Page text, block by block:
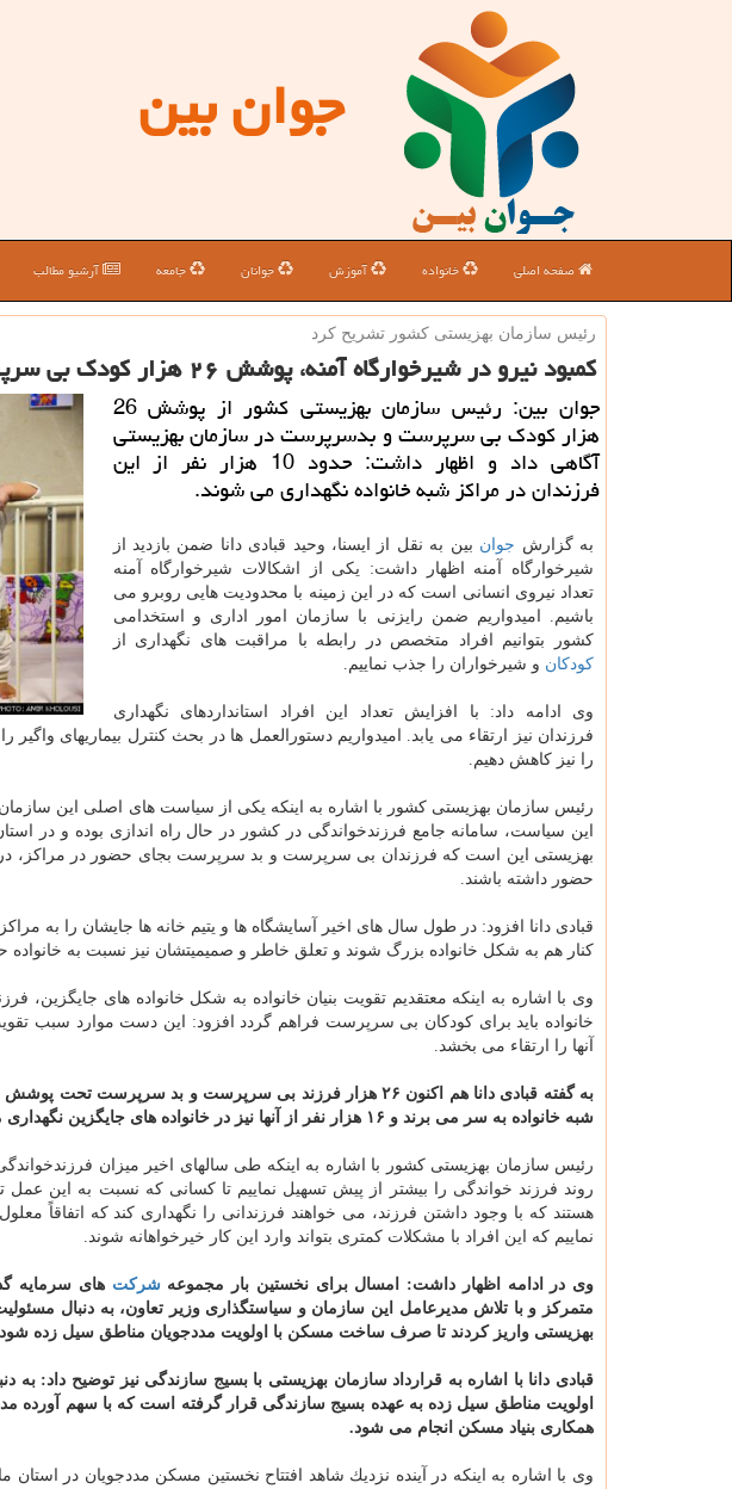
جوان بین
صفحه اصلی خانواده آموزش جوانان جامعه آرشیو مطالب
رئیس سازمان بهزیستی كشور تشریح كرد
كمبود نیرو در شیرخوارگاه آمنه، پوشش ۲۶ هزار كودك بی سرپرست و بدسرپرست
جوان بین: رئیس سازمان بهزیستی كشور از پوشش 26
هزار كودك بی سرپرست و بدسرپرست در سازمان بهزیستی
آگاهی داد و اظهار داشت: حدود 10 هزار نفر از این
فرزندان در مراكز شبه خانواده نگهداری می شوند.
به گزارش جوان بین به نقل از ایسنا، وحید قبادی دانا ضمن بازدید از
شیرخوارگاه آمنه اظهار داشت: یكی از اشكالات شیرخوارگاه آمنه
تعداد نیروی انسانی است كه در این زمینه با محدودیت هایی روبرو می
باشیم. امیدواریم ضمن رایزنی با سازمان امور اداری و استخدامی
كشور بتوانیم افراد متخصص در رابطه با مراقبت های نگهداری از
كودكان و شیرخواران را جذب نماییم.
وی ادامه داد: با افزایش تعداد این افراد استانداردهای نگهداری
فرزندان نیز ارتقاء می یابد. امیدواریم دستورالعمل ها در بحث كنترل بیماریهای واگیر
را نیز كاهش دهیم.
رئیس سازمان بهزیستی كشور با اشاره به اینكه یكی از سیاست های اصلی این
این سیاست، سامانه جامع فرزندخواندگی در كشور در حال راه اندازی بوده و در
بهزیستی این است كه فرزندان بی سرپرست و بد سرپرست بجای حضور در مراكز، در
حضور داشته باشند.
قبادی دانا افزود: در طول سال های اخیر آسایشگاه ها و یتیم خانه ها جایشان را به مراكز
كنار هم به شكل خانواده بزرگ شوند و تعلق خاطر و صمیمیتشان نیز نسبت به
وی با اشاره به اینكه معتقدیم تقویت بنیان خانواده به شكل خانواده های
خانواده باید برای كودكان بی سرپرست فراهم گردد افزود: این دست موارد سبب
آنها را ارتقاء می بخشد.
شبه خانواده به سر می برند و ۱۶ هزار نفر از آنها نیز در خانواده های جایگزین نگهداری می شوند.
رئیس سازمان بهزیستی كشور با اشاره به اینكه طی سالهای اخیر میزان
روند فرزند خواندگی را بیشتر از پیش تسهیل نماییم تا كسانی كه نسبت به این عمل
هستند كه با وجود داشتن فرزند، می خواهند فرزندانی را نگهداری كند كه اتفاقاً
نماییم كه این افراد با مشكلات كمتری بتواند وارد این كار خیرخواهانه شوند.
وی در ادامه اظهار داشت: امسال برای نخستین بار مجموعهشركت های سرمایه
متمركز و با تلاش مدیرعامل این سازمان و سیاستگذاری وزیر تعاون، به دنبال
بهزیستی واریز كردند تا صرف ساخت مسكن با اولویت مددجویان مناطق سیل زده
اولویت مناطق سیل زده به عهده بسیج سازندگی قرار گرفته است كه با سهم آورده
همكاری بنیاد مسكن انجام می شود.
وی با اشاره به اینكه در آینده نزدیك شاهد افتتاح نخستین مسكن مددجویان در